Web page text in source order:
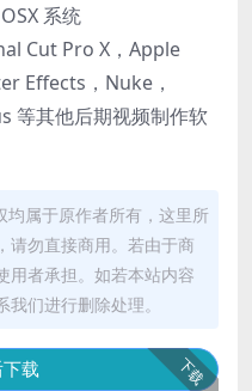
系统
Cut Pro X，Apple
Effects，Nuke，
等其他后期视频制作软
属于原作者所有，这里所
请勿直接商用。若由于商
用者承担。如若本站内容
们进行删除处理。
下载
下载